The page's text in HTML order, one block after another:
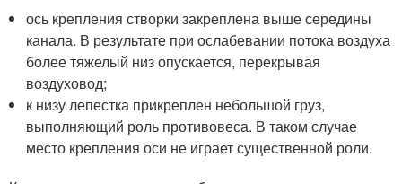
ось крепления створки закреплена выше середины
канала. В результате при ослабевании потока воздуха
более тяжелый низ опускается, перекрывая
воздуховод;
к низу лепестка прикреплен небольшой груз,
выполняющий роль противовеса. В таком случае
место крепления оси не играет существенной роли.